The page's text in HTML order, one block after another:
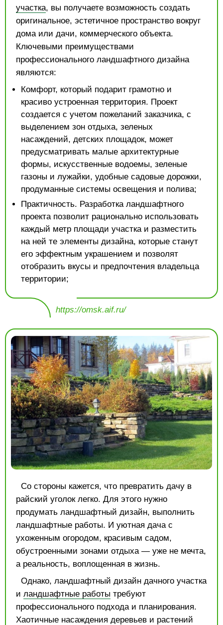
участка, вы получаете возможность создать
оригинальное, эстетичное пространство вокруг
дома или дачи, коммерческого объекта.
Ключевыми преимуществами
профессионального ландшафтного дизайна
являются:
Комфорт, который подарит грамотно и
красиво устроенная территория. Проект
создается с учетом пожеланий заказчика, с
выделением зон отдыха, зеленых
насаждений, детских площадок, может
предусматривать малые архитектурные
формы, искусственные водоемы, зеленые
газоны и лужайки, удобные садовые дорожки,
продуманные системы освещения и полива;
Практичность. Разработка ландшафтного
проекта позволит рационально использовать
каждый метр площади участка и разместить
на ней те элементы дизайна, которые станут
его эффектным украшением и позволят
отобразить вкусы и предпочтения владельца
территории;
https://omsk.aif.ru/
Со стороны кажется, что превратить дачу в
райский уголок легко. Для этого нужно
продумать ландшафтный дизайн, выполнить
ландшафтные работы. И уютная дача с
ухоженным огородом, красивым садом,
обустроенными зонами отдыха — уже не мечта,
а реальность, воплощенная в жизнь.
Однако, ландшафтный дизайн дачного участка
и ландшафтные работы требуют
профессионального подхода и планирования.
Хаотичные насаждения деревьев и растений